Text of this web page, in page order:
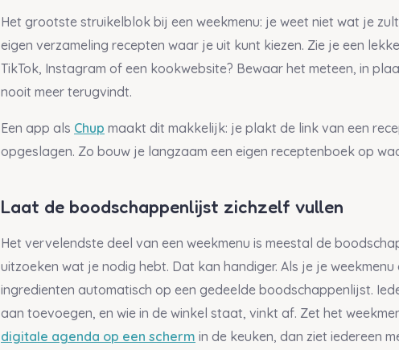
Het grootste struikelblok bij een weekmenu: je weet niet wat je
eigen verzameling recepten waar je uit kunt kiezen. Zie je een
TikTok, Instagram of een kookwebsite? Bewaar het meteen, in
nooit meer terugvindt.
Een app als Chup maakt dit makkelijk: je plakt de link van een
opgeslagen. Zo bouw je langzaam een eigen receptenboek op
Laat de boodschappenlijst zichzelf vullen
Het vervelendste deel van een weekmenu is meestal de
uitzoeken wat je nodig hebt. Dat kan handiger. Als je je
ingredienten automatisch op een gedeelde boodschappenlijst.
aan toevoegen, en wie in de winkel staat, vinkt af. Zet het
digitale agenda op een scherm in de keuken, dan ziet iedereen